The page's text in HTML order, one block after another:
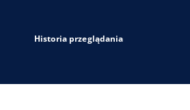
Historia przeglądania